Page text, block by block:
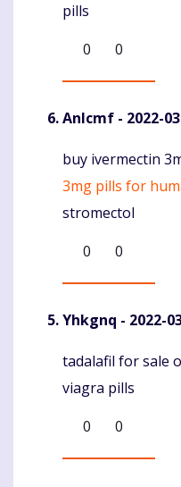
pills
0
0
Anlcmf - 2022-
Komentaras
buy ivermectin
3mg pills for
stromectol
0
0
Yhkgnq - 2022-
Komentaras
tadalafil for sale
viagra pills
0
0